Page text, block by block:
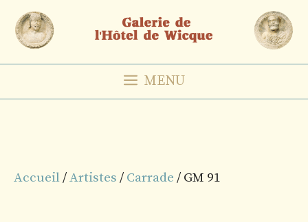
Aller
contenu
MENU
Accueil/Artistes / Carrade / GM 91